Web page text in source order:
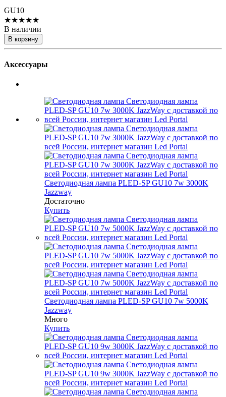
GU10
★★★★★
В наличии
В корзину
Аксессуары
Светодиодная лампа PLED-SP GU10 7w 3000K
Jazzway
Достаточно
Купить
Светодиодная лампа PLED-SP GU10 7w 5000K
Jazzway
Много
Купить